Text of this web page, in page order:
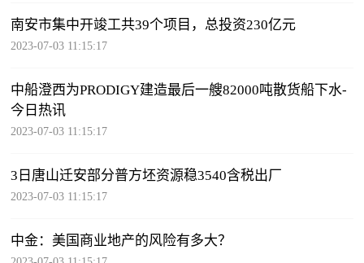
南安市集中开竣工共39个项目，总投资230亿元
2023-07-03 11:15:17
中船澄西为PRODIGY建造最后一艘82000吨散货船下水-
今日热讯
2023-07-03 11:15:17
3日唐山迁安部分普方坯资源稳3540含税出厂
2023-07-03 11:15:17
中金：美国商业地产的风险有多大？